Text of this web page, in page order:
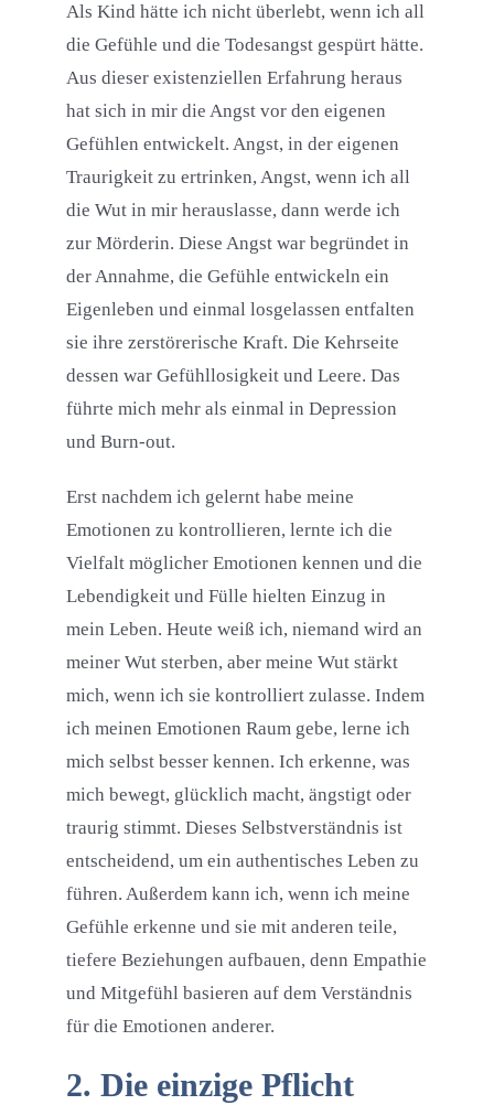
Als Kind hätte ich nicht überlebt, wenn ich all
die Gefühle und die Todesangst gespürt hätte.
Aus dieser existenziellen Erfahrung heraus
hat sich in mir die Angst vor den eigenen
Gefühlen entwickelt. Angst, in der eigenen
Traurigkeit zu ertrinken, Angst, wenn ich all
die Wut in mir herauslasse, dann werde ich
zur Mörderin. Diese Angst war begründet in
der Annahme, die Gefühle entwickeln ein
Eigenleben und einmal losgelassen entfalten
sie ihre zerstörerische Kraft. Die Kehrseite
dessen war Gefühllosigkeit und Leere. Das
führte mich mehr als einmal in Depression
und Burn-out.
Erst nachdem ich gelernt habe meine
Emotionen zu kontrollieren, lernte ich die
Vielfalt möglicher Emotionen kennen und die
Lebendigkeit und Fülle hielten Einzug in
mein Leben. Heute weiß ich, niemand wird an
meiner Wut sterben, aber meine Wut stärkt
mich, wenn ich sie kontrolliert zulasse. Indem
ich meinen Emotionen Raum gebe, lerne ich
mich selbst besser kennen. Ich erkenne, was
mich bewegt, glücklich macht, ängstigt oder
traurig stimmt. Dieses Selbstverständnis ist
entscheidend, um ein authentisches Leben zu
führen. Außerdem kann ich, wenn ich meine
Gefühle erkenne und sie mit anderen teile,
tiefere Beziehungen aufbauen, denn Empathie
und Mitgefühl basieren auf dem Verständnis
für die Emotionen anderer.
2. Die einzige Pflicht